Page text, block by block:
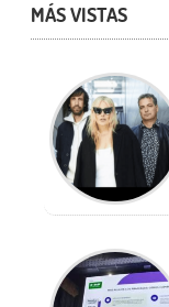
MÁS VISTAS